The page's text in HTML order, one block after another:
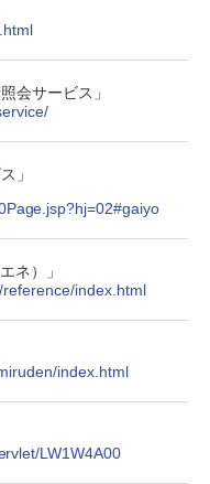
会サービス」
」
ネ）」
index.html
index.html
LW1W4A00